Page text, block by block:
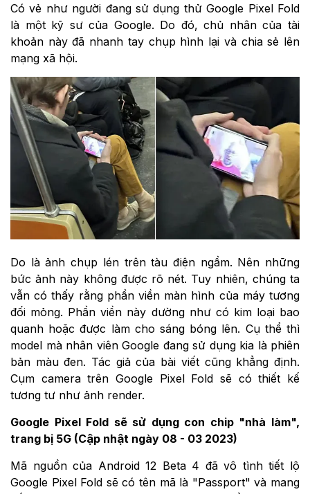
Có vẻ như người đang sử dụng thử Google Pixel Fold
là một kỹ sư của Google. Do đó, chủ nhân của tài
khoản này đã nhanh tay chụp hình lại và chia sẻ lên
mạng xã hội.
Do là ảnh chụp lén trên tàu điện ngầm. Nên những
bức ảnh này không được rõ nét. Tuy nhiên, chúng ta
vẫn có thấy rằng phần viền màn hình của máy tương
đối mỏng. Phần viền này dường như có kim loại bao
quanh hoặc được làm cho sáng bóng lên. Cụ thể thì
model mà nhân viên Google đang sử dụng kia là phiên
bản màu đen. Tác giả của bài viết cũng khẳng định.
Cụm camera trên Google Pixel Fold sẽ có thiết kế
tương tư như ảnh render.
Google Pixel Fold sẽ sử dụng con chip "nhà làm",
trang bị 5G (Cập nhật ngày 08 - 03 2023)
Mã nguồn của Android 12 Beta 4 đã vô tình tiết lộ
Google Pixel Fold sẽ có tên mã là "Passport" và mang